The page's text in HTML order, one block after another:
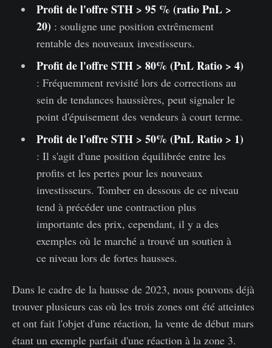
Profit de l'offre STH > 95 % (ratio PnL >
20) : souligne une position extrêmement
rentable des nouveaux investisseurs.
Profit de l'offre STH > 80% (PnL Ratio > 4)
: Fréquemment revisité lors de corrections au
sein de tendances haussières, peut signaler le
point d'épuisement des vendeurs à court terme.
Profit de l'offre STH > 50% (PnL Ratio > 1)
: Il s'agit d'une position équilibrée entre les
profits et les pertes pour les nouveaux
investisseurs. Tomber en dessous de ce niveau
tend à précéder une contraction plus
importante des prix, cependant, il y a des
exemples où le marché a trouvé un soutien à
ce niveau lors de fortes hausses.
Dans le cadre de la hausse de 2023, nous pouvons déjà
trouver plusieurs cas où les trois zones ont été atteintes
et ont fait l'objet d'une réaction, la vente de début mars
étant un exemple parfait d'une réaction à la zone 3.